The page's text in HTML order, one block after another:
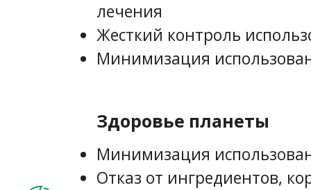
лечения
Жесткий контроль
Минимизация
Здоровье планеты
Минимизация
Отказ от ингредиентов,